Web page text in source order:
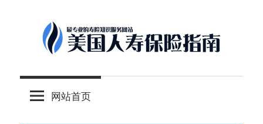
content
美
最
网站首页